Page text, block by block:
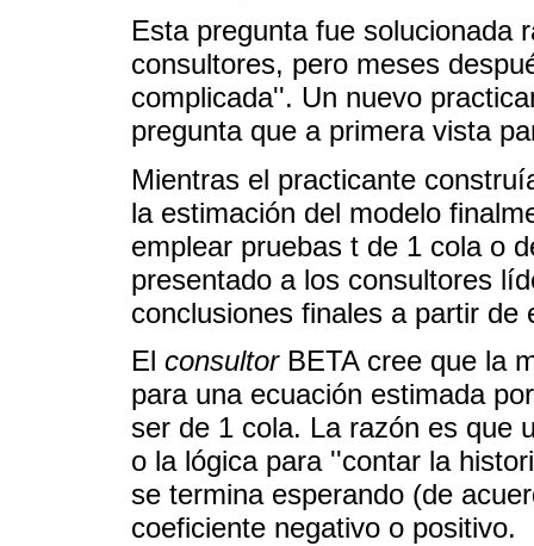
Esta pregunta fue solucionada
consultores, pero meses
complicada''. Un nuevo
pregunta que a primera vista
Mientras el practicante
la estimación del modelo
emplear pruebas t de 1 cola o
presentado a los consultores
conclusiones finales a partir de
El consultorBETA cree que la
para una ecuación estimada
ser de 1 cola. La razón es que
o la lógica para ''contar la
se termina esperando (de
coeficiente negativo o positivo.